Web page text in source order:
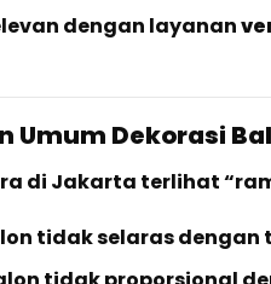
dengan layanan
Umum Dekorasi
di Jakarta terlihat
tidak selaras dengan